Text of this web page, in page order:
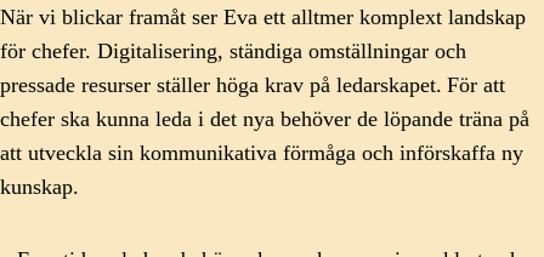
När vi blickar framåt ser Eva ett alltmer komplext landskap
för chefer. Digitalisering, ständiga omställningar och
pressade resurser ställer höga krav på ledarskapet. För att
chefer ska kunna leda i det nya behöver de löpande träna på
att utveckla sin kommunikativa förmåga och införskaffa ny
kunskap.